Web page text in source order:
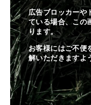
広告ブロッカーや
ている場合、この
ります。
お客様にはご不便
解いただきますよ